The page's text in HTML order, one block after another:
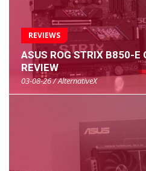
REVIEWS
ASUS ROG STRIX B850-E
REVIEW
03-08-26 / AlternativeX